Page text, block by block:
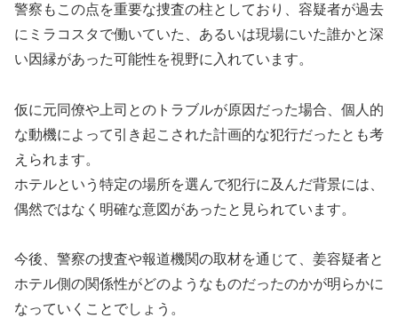
警察もこの点を重要な捜査の柱としており、容疑者が過去
にミラコスタで働いていた、あるいは現場にいた誰かと深
い因縁があった可能性を視野に入れています。
仮に元同僚や上司とのトラブルが原因だった場合、個人的
な動機によって引き起こされた計画的な犯行だったとも考
えられます。
ホテルという特定の場所を選んで犯行に及んだ背景には、
偶然ではなく明確な意図があったと見られています。
今後、警察の捜査や報道機関の取材を通じて、姜容疑者と
ホテル側の関係性がどのようなものだったのかが明らかに
なっていくことでしょう。